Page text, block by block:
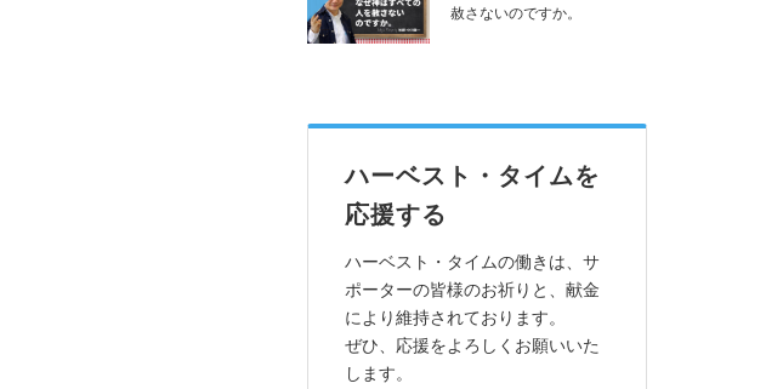
赦さないのですか。
ハーベスト・タイムを
応援する
ハーベスト・タイムの働きは、サ
ポーターの皆様のお祈りと、献金
により維持されております。
ぜひ、応援をよろしくお願いいた
します。